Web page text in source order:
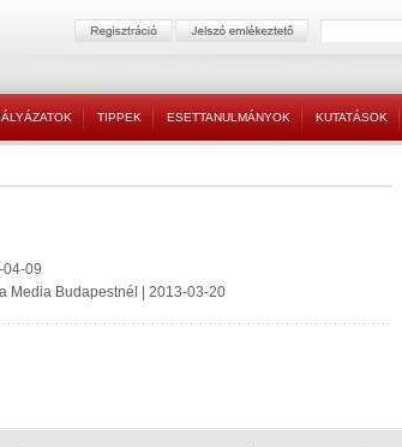
TIPPEK ESETTANULMÁNYOK KUTATÁSOK
04-09
Media Budapestnél | 2013-03-20